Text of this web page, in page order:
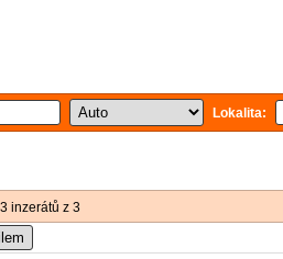
Lokalita:
inzerátů z 3